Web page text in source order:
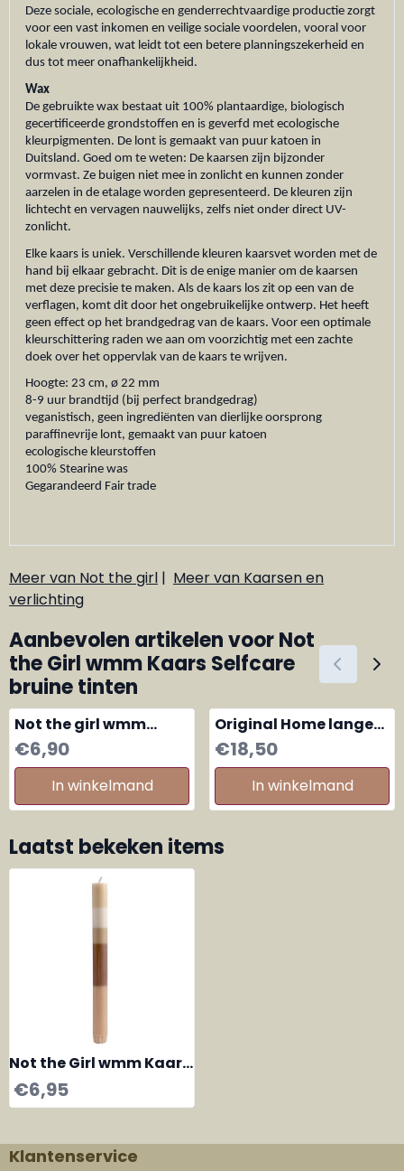
Deze sociale, ecologische en genderrechtvaardige productie zorgt
voor een vast inkomen en veilige sociale voordelen, vooral voor
lokale vrouwen, wat leidt tot een betere planningszekerheid en
dus tot meer onafhankelijkheid.
Wax
De gebruikte wax bestaat uit 100% plantaardige, biologisch
gecertificeerde grondstoffen en is geverfd met ecologische
kleurpigmenten. De lont is gemaakt van puur katoen in
Duitsland. Goed om te weten: De kaarsen zijn bijzonder
vormvast. Ze buigen niet mee in zonlicht en kunnen zonder
aarzelen in de etalage worden gepresenteerd. De kleuren zijn
lichtecht en vervagen nauwelijks, zelfs niet onder direct UV-
zonlicht.
Elke kaars is uniek. Verschillende kleuren kaarsvet worden met de
hand bij elkaar gebracht. Dit is de enige manier om de kaarsen
met deze precisie te maken. Als de kaars los zit op een van de
verflagen, komt dit door het ongebruikelijke ontwerp. Het heeft
geen effect op het brandgedrag van de kaars. Voor een optimale
kleurschittering raden we aan om voorzichtig met een zachte
doek over het oppervlak van de kaars te wrijven.
Hoogte: 23 cm, ø 22 mm
8-9 uur brandtijd (bij perfect brandgedrag)
veganistisch, geen ingrediënten van dierlijke oorsprong
paraffinevrije lont, gemaakt van puur katoen
ecologische kleurstoffen
100% Stearine was
Gegarandeerd Fair trade
Meer van Not the girl | Meer van Kaarsen en
verlichting
Aanbevolen artikelen voorNot
the Girl wmm Kaars Selfcare
bruine tinten
Not the girl wmm
kaars Vuurtoren
Prijs: 6,90
€6,90
In winkelmand
Original Home lange
diagonaal gelaagde
kaarsen Limestone,
set van 3
Prijs: 18,50
€18,50
In winkelmand
Laatst bekeken items
Not the Girl wmm Kaars
Selfcare bruine tinten
€6,95
Klantenservice